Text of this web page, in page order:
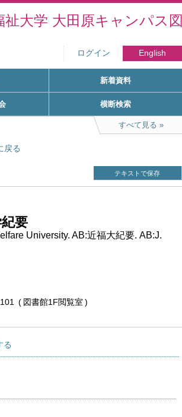
祉大学 大田原キャンパス
ログイン English
新着資料
横断検索
すべて見る
戻る
テキストで保存
要
University. AB:近福大紀要. AB:J.
図書館1F閲覧室
る